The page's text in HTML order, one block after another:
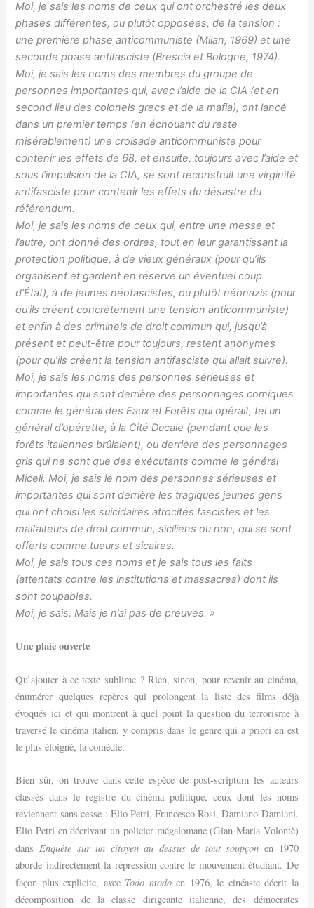
Moi, je sais les noms de ceux qui ont orchestré les deux
phases différentes, ou plutôt opposées, de la tension :
une première phase anticommuniste (Milan, 1969) et une
seconde phase antifasciste (Brescia et Bologne, 1974).
Moi, je sais les noms des membres du groupe de
personnes importantes qui, avec l’aide de la CIA (et en
second lieu des colonels grecs et de la mafia), ont lancé
dans un premier temps (en échouant du reste
misérablement) une croisade anticommuniste pour
contenir les effets de 68, et ensuite, toujours avec l’aide et
sous l’impulsion de la CIA, se sont reconstruit une virginité
antifasciste pour contenir les effets du désastre du
référendum.
Moi, je sais les noms de ceux qui, entre une messe et
l’autre, ont donné des ordres, tout en leur garantissant la
protection politique, à de vieux généraux (pour qu’ils
organisent et gardent en réserve un éventuel coup
d’État), à de jeunes néofascistes, ou plutôt néonazis (pour
qu’ils créent concrètement une tension anticommuniste)
et enfin à des criminels de droit commun qui, jusqu’à
présent et peut-être pour toujours, restent anonymes
(pour qu’ils créent la tension antifasciste qui allait suivre).
Moi, je sais les noms des personnes sérieuses et
importantes qui sont derrière des personnages comiques
comme le général des Eaux et Forêts qui opérait, tel un
général d’opérette, à la Cité Ducale (pendant que les
forêts italiennes brûlaient), ou derrière des personnages
gris qui ne sont que des exécutants comme le général
Miceli. Moi, je sais le nom des personnes sérieuses et
importantes qui sont derrière les tragiques jeunes gens
qui ont choisi les suicidaires atrocités fascistes et les
malfaiteurs de droit commun, siciliens ou non, qui se sont
offerts comme tueurs et sicaires.
Moi, je sais tous ces noms et je sais tous les faits
(attentats contre les institutions et massacres) dont ils
sont coupables.
Moi, je sais. Mais je n’ai pas de preuves. »
Une plaie ouverte
Qu’ajouter à ce texte sublime ? Rien, sinon, pour revenir au cinéma,
énumérer quelques repères qui prolongent la liste des films déjà
évoqués ici et qui montrent à quel point la question du terrorisme à
traversé le cinéma italien, y compris dans le genre qui a priori en est
le plus éloigné, la comédie.
Bien sûr, on trouve dans cette espèce de post-scriptum les auteurs
classés dans le registre du cinéma politique, ceux dont les noms
reviennent sans cesse : Elio Petri, Francesco Rosi, Damiano Damiani.
Elio Petri en décrivant un policier mégalomane (Gian Maria Volontè)
dansEnquête sur un citoyen au dessus de tout soupçon en 1970
aborde indirectement la répression contre le mouvement étudiant. De
façon plus explicite, avec Todo modoen 1976, le cinéaste décrit la
décomposition de la classe dirigeante italienne, des démocrates